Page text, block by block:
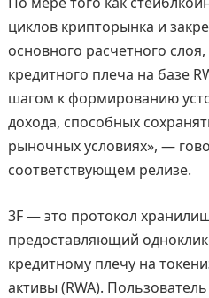
циклов крипторынка и
основного расчетного
кредитного плеча на базе
шагом к формированию
дохода, способных
рыночных условиях», —
соответствующем релизе.
3F — это протокол
предоставляющий
кредитному плечу на
активы (RWA).